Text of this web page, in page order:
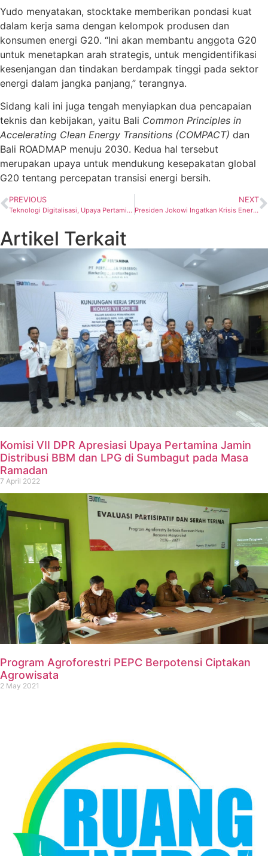
Yudo menyatakan, stocktake memberikan pondasi kuat
dalam kerja sama dengan kelompok produsen dan
konsumen energi G20. “Ini akan membantu anggota G20
untuk menetapkan arah strategis, untuk mengidentifikasi
kesenjangan dan tindakan berdampak tinggi pada sektor
energi dalam jangka panjang,” terangnya.
Sidang kali ini juga tengah menyiapkan dua pencapaian
teknis dan kebijakan, yaitu Bali Common Principles in
Accelerating Clean Energy Transitions (COMPACT) dan
Bali ROADMAP menuju 2030. Kedua hal tersebut
merupakan upaya untuk mendukung kesepakatan global
G20 tentang percepatan transisi energi bersih.
PREVIOUS
Teknologi Digitalisasi, Upaya Pertamina Pastikan BBM dan LPG Tepat Sasaran
NEXT
Presiden Jokowi Ingatkan Krisis Energi, Hutan Pertamina UGM Hadir sebagai Solusi
Artikel Terkait
Komisi VII DPR Apresiasi Upaya Pertamina Jamin
Distribusi BBM dan LPG di Sumbagut pada Masa
Ramadan
7 April 2022
Program Agroforestri PEPC Berpotensi Ciptakan
Agrowisata
2 May 2021